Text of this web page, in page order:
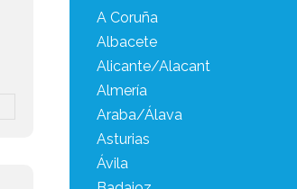
A Coruña
Albacete
Alicante/Alacant
Almería
Araba/Álava
Asturias
Ávila